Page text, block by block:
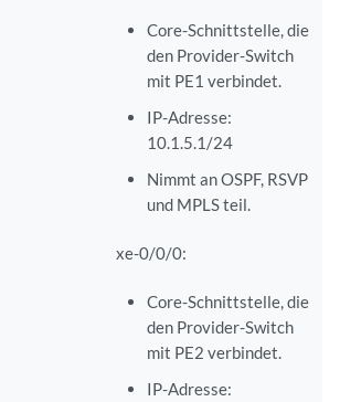
Core-Schnittstelle, die
den Provider-Switch
mit PE1 verbindet.
IP-Adresse:
10.1.5.1/24
Nimmt an OSPF, RSVP
und MPLS teil.
xe-0/0/0:
Core-Schnittstelle, die
den Provider-Switch
mit PE2 verbindet.
IP-Adresse: